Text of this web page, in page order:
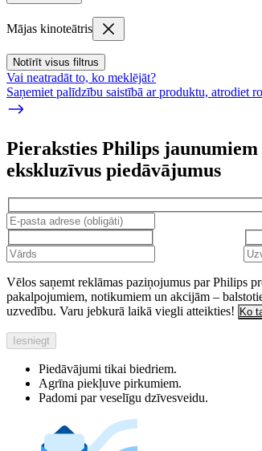
Mājas kinoteātris
Notīrīt visus filtrus
Vai neatradāt to, ko meklējāt?
Saņemiet palīdzību saistībā ar produktu, atrodiet
Pieraksties Philips jaunumiem
ekskluzīvus piedāvājumus
Vēlos saņemt reklāmas paziņojumus par Philips
pakalpojumiem, notikumiem un akcijām –
uzvedību. Varu jebkurā laikā viegli atteikties! Ko
Iesniegt
Piedāvājumi tikai biedriem.
Agrīna piekļuve pirkumiem.
Padomi par veselīgu dzīvesveidu.